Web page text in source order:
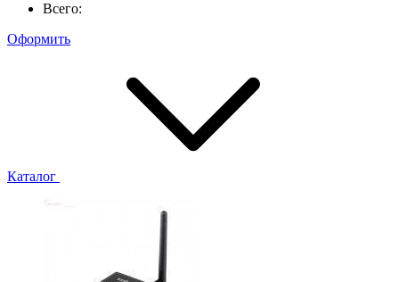
Всего:
Оформить
Каталог